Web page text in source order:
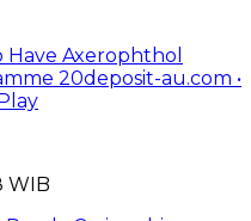
Have Axerophthol
20deposit-au.com •
WIB